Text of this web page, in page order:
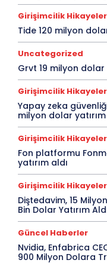
Girişimcilik
Tide 120 milyon
Uncategorized
Grvt 19 milyon dolar
Girişimcilik
Yapay zeka
milyon dolar yatırım
Girişimcilik
Fon platformu
yatırım aldı
Girişimcilik
Diştedavim, 15
Bin Dolar Yatırım
Güncel Haberler
Nvidia, Enfabrica
900 Milyon Dolara